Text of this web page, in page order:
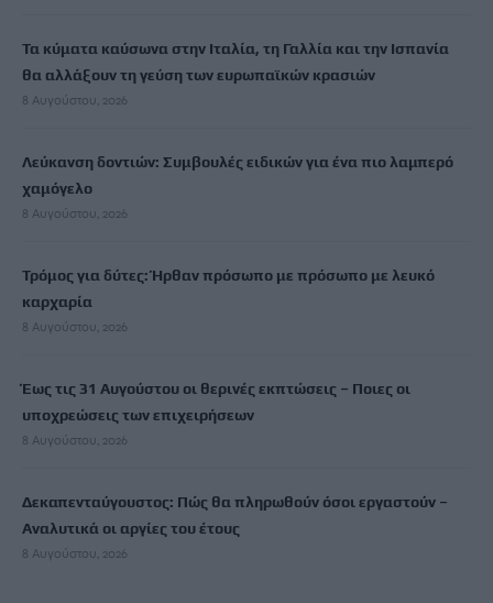
Τα κύματα καύσωνα στην Ιταλία, τη Γαλλία και την Ισπανία
θα αλλάξουν τη γεύση των ευρωπαϊκών κρασιών
8 Αυγούστου, 2026
Λεύκανση δοντιών: Συμβουλές ειδικών για ένα πιο λαμπερό
χαμόγελο
8 Αυγούστου, 2026
Τρόμος για δύτες: Ήρθαν πρόσωπο με πρόσωπο με λευκό
καρχαρία
8 Αυγούστου, 2026
Έως τις 31 Αυγούστου οι θερινές εκπτώσεις – Ποιες οι
υποχρεώσεις των επιχειρήσεων
8 Αυγούστου, 2026
Δεκαπενταύγουστος: Πώς θα πληρωθούν όσοι εργαστούν –
Αναλυτικά οι αργίες του έτους
8 Αυγούστου, 2026